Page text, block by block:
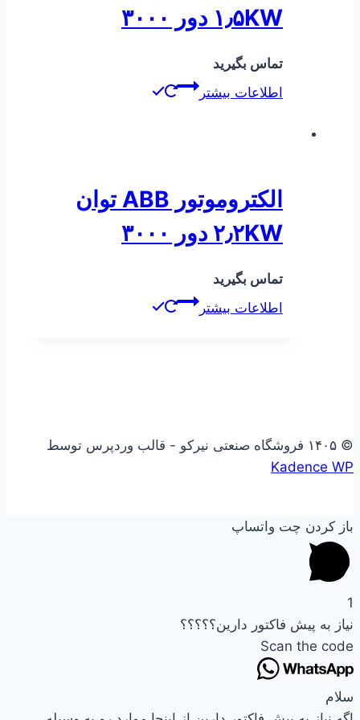
۱٫۵KW دور ۳۰۰۰
تماس بگیرید
اطلاعات بیشتر
الکتروموتور ABB توان
۲٫۲KW دور ۳۰۰۰
تماس بگیرید
اطلاعات بیشتر
© ۱۴۰۵ فروشگاه صنعتی نیرکو - قالب وردپرس توسط
Kadence WP
باز کردن چت واتساپ
1
نیاز به پیش فاکتور دارین؟؟؟؟؟
Scan the code
سلام